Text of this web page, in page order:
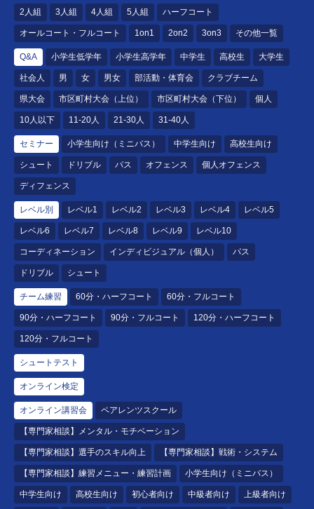
2人組 3人組 4人組 5人組 ハーフコート
オールコート・フルコート 1on1 2on2 3on3 その他一覧
Q&A 小学生低学年 小学生高学年 中学生 高校生 大学生
社会人 男 女 男女 部活動・体育会 クラブチーム
県大会 市区町村大会（上位） 市区町村大会（下位） 個人
10人以下 11-20人 21-30人 31-40人
セミナー 小学生向け（ミニバス） 中学生向け 高校生向け
シュート ドリブル パス オフェンス 個人オフェンス
ディフェンス
レベル別 レベル1 レベル2 レベル3 レベル4 レベル5
レベル6 レベル7 レベル8 レベル9 レベル10
コーディネーション インディビジュアル（個人） パス
ドリブル シュート
チーム練習 60分・ハーフコート 60分・フルコート
90分・ハーフコート 90分・フルコート 120分・ハーフコート
120分・フルコート
シュートテスト
オンライン検定
オンライン講習会 ペアレンツスクール
【専門家相談】メンタル・モチベーション
【専門家相談】選手のスキル向上 【専門家相談】戦術・システム
【専門家相談】練習メニュー・練習計画 小学生向け（ミニバス）
中学生向け 高校生向け 初心者向け 中級者向け 上級者向け